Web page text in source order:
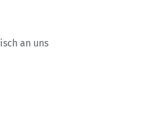
an uns